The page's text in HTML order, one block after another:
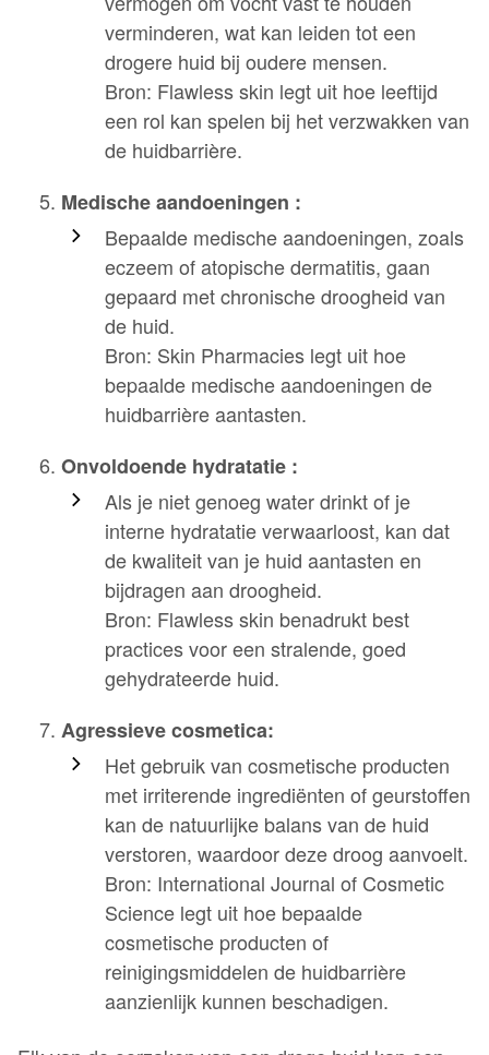
verminderen, wat kan leiden tot een
drogere huid bij oudere mensen.
Bron: Flawless skin legt uit hoe leeftijd
een rol kan spelen bij het verzwakken van
de huidbarrière.
Medische aandoeningen :
Bepaalde medische aandoeningen, zoals
eczeem of atopische dermatitis, gaan
gepaard met chronische droogheid van
de huid.
Bron: Skin Pharmacies legt uit hoe
bepaalde medische aandoeningen de
huidbarrière aantasten.
Onvoldoende hydratatie :
Als je niet genoeg water drinkt of je
interne hydratatie verwaarloost, kan dat
de kwaliteit van je huid aantasten en
bijdragen aan droogheid.
Bron: Flawless skin benadrukt best
practices voor een stralende, goed
gehydrateerde huid.
Agressieve cosmetica:
Het gebruik van cosmetische producten
met irriterende ingrediënten of geurstoffen
kan de natuurlijke balans van de huid
verstoren, waardoor deze droog aanvoelt.
Bron: International Journal of Cosmetic
Science legt uit hoe bepaalde
cosmetische producten of
reinigingsmiddelen de huidbarrière
aanzienlijk kunnen beschadigen.